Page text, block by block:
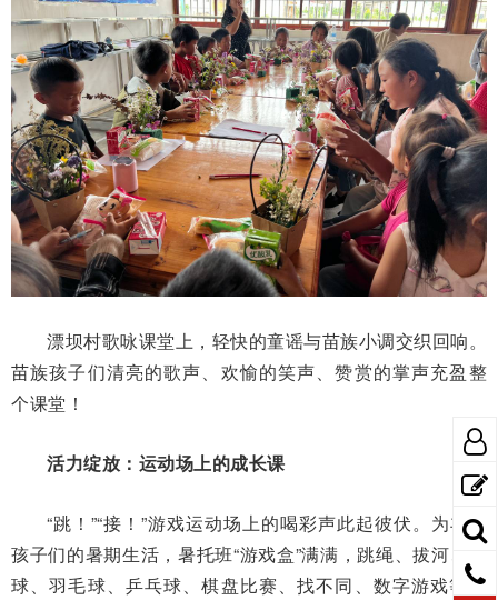
漂坝村歌咏课堂上，轻快的童谣与苗族小调交织回响。
苗族孩子们清亮的歌声、欢愉的笑声、赞赏的掌声充盈整
个课堂！
活力绽放：运动场上的成长课
“跳！”“接！”游戏运动场上的喝彩声此起彼伏。为丰富
孩子们的暑期生活，暑托班“游戏盒”满满，跳绳、拔河、篮
球、羽毛球、乒乓球、棋盘比赛、找不同、数字游戏等，